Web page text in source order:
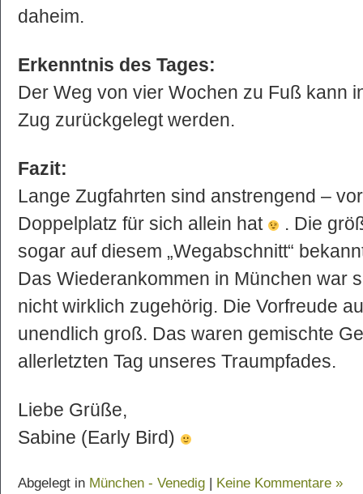
daheim.
Erkenntnis des Tages:
Der Weg von vier Wochen zu Fuß kann
Zug zurückgelegt werden.
Fazit:
Lange Zugfahrten sind anstrengend –
Doppelplatz für sich allein hat
. Die
sogar auf diesem „Wegabschnitt“
Das Wiederankommen in München war
nicht wirklich zugehörig. Die Vorfreude
unendlich groß. Das waren gemischte
allerletzten Tag unseres Traumpfades.
Liebe Grüße,
Sabine (Early Bird)
Abgelegt in München - Venedig | Keine Kommentare »